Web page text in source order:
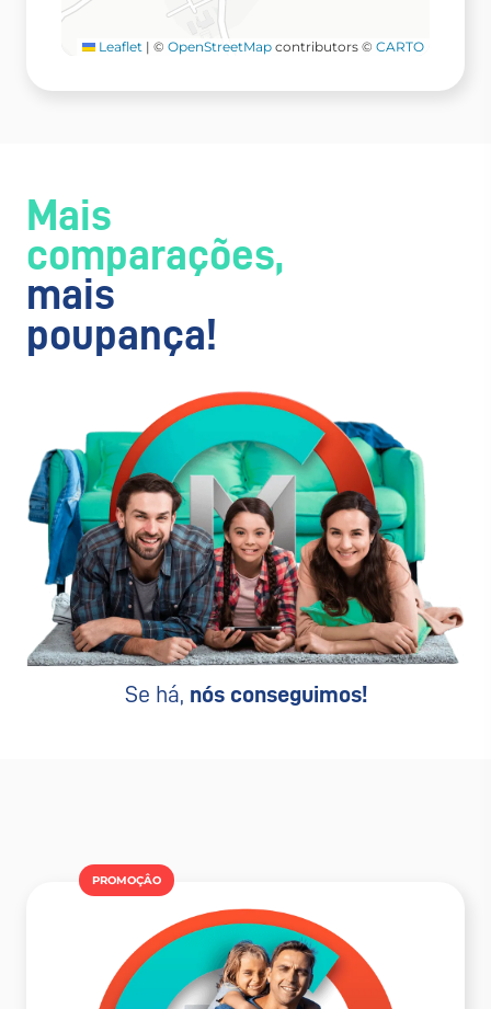
Leaflet | © OpenStreetMap contributors © CARTO
Mais
comparações,
mais
poupança!
Se há, nós conseguimos!
PROMOÇÂO